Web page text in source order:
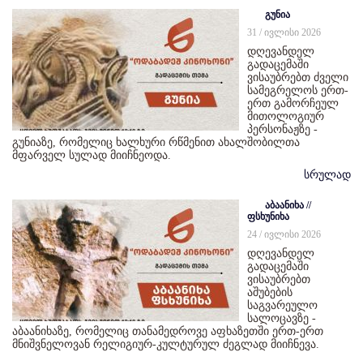
გუნია
31 / ივლისი 2026
დღევანდელ
გადაცემაში
ვისაუბრებთ ძველი
სამეგრელოს ერთ-
ერთ გამორჩეულ
მითოლოგიურ
პერსონაჟზე -
გუნიაზე, რომელიც ხალხური რწმენით ახალშობილთა
მფარველ სულად მიიჩნეოდა.
სრულად
აბაანიხა //
ფსხუნიხა
24 / ივლისი 2026
დღევანდელ
გადაცემაში
ვისაუბრებთ
აშუბების
საგვარეულო
სალოცავზე -
აბაანიხაზე, რომელიც თანამედროვე აფხაზეთში ერთ-ერთ
მნიშვნელოვან რელიგიურ-კულტურულ ძეგლად მიიჩნევა.